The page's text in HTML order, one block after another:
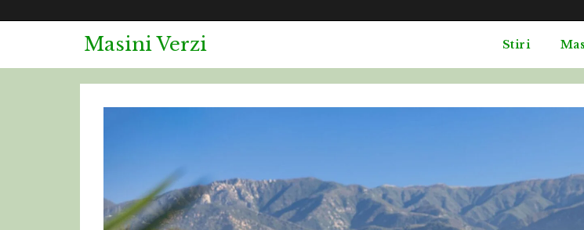
Masini Verzi Stiri